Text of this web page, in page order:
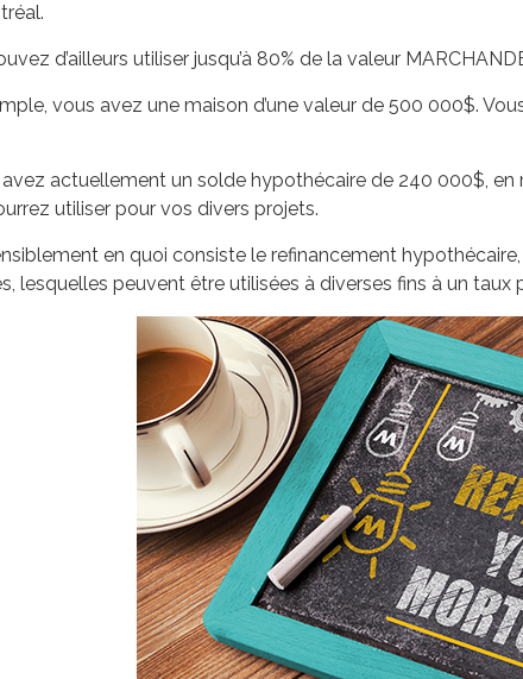
d’ailleurs utiliser jusqu’à 80% de la valeur
vous avez une maison d’une valeur de 500 000$.
actuellement un solde hypothécaire de 240 000$,
utiliser pour vos divers projets.
en quoi consiste le refinancement
lesquelles peuvent être utilisées à diverses fins à un